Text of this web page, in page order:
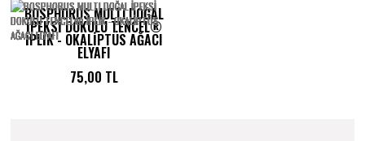
BOSPHORUS MULTI DOĞAL
İPEKSİ DOKULU TENCEL®
İPLİK - OKALİPTÜS AĞACI
ELYAFI
75,00 TL